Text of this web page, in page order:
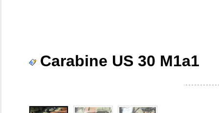
Carabine US 30 M1a1